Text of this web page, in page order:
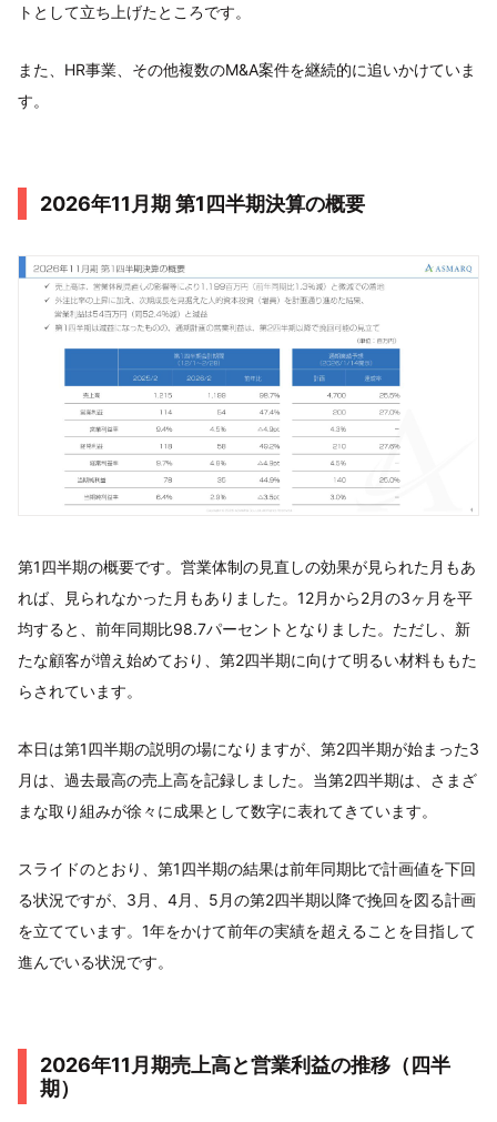
トとして立ち上げたところです。
また、HR事業、その他複数のM&A案件を継続的に追いかけていま
す。
2026年11月期 第1四半期決算の概要
第1四半期の概要です。営業体制の見直しの効果が見られた月もあ
れば、見られなかった月もありました。12月から2月の3ヶ月を平
均すると、前年同期比98.7パーセントとなりました。ただし、新
たな顧客が増え始めており、第2四半期に向けて明るい材料ももた
らされています。
本日は第1四半期の説明の場になりますが、第2四半期が始まった3
月は、過去最高の売上高を記録しました。当第2四半期は、さまざ
まな取り組みが徐々に成果として数字に表れてきています。
スライドのとおり、第1四半期の結果は前年同期比で計画値を下回
る状況ですが、3月、4月、5月の第2四半期以降で挽回を図る計画
を立てています。1年をかけて前年の実績を超えることを目指して
進んでいる状況です。
2026年11月期売上高と営業利益の推移（四半
期）